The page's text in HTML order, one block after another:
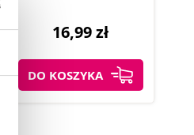
16,99 zł
DO KOSZYKA